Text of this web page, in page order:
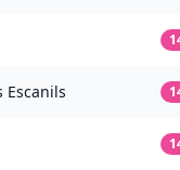
Escanils